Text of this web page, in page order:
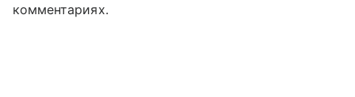
комментариях.